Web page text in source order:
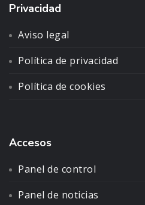
Privacidad
Aviso legal
Política de privacidad
Política de cookies
Accesos
Panel de control
Panel de noticias